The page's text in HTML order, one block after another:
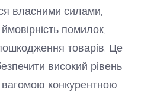
власними силами,
помилок,
товарів. Це
високий рівень
вагомою конкурентною